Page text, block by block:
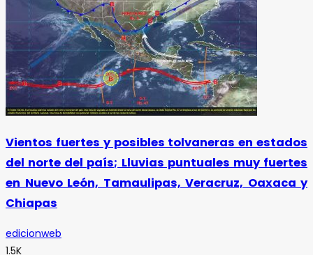
Vientos fuertes y posibles tolvaneras en estados
del norte del país; Lluvias puntuales muy fuertes
en Nuevo León, Tamaulipas, Veracruz, Oaxaca y
Chiapas
edicionweb
1.5K